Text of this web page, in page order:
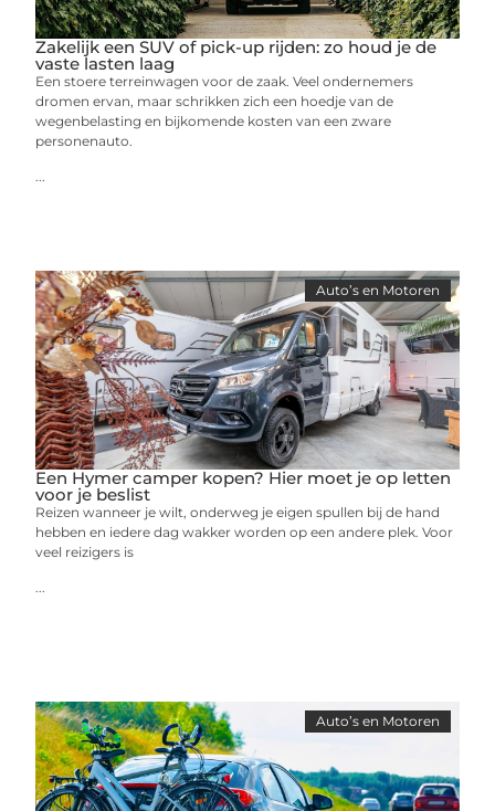
Zakelijk een SUV of pick-up rijden: zo houd je de
vaste lasten laag
Een stoere terreinwagen voor de zaak. Veel ondernemers
dromen ervan, maar schrikken zich een hoedje van de
wegenbelasting en bijkomende kosten van een zware
personenauto.
Auto’s en Motoren
Een Hymer camper kopen? Hier moet je op letten
voor je beslist
Reizen wanneer je wilt, onderweg je eigen spullen bij de hand
hebben en iedere dag wakker worden op een andere plek. Voor
veel reizigers is
Auto’s en Motoren